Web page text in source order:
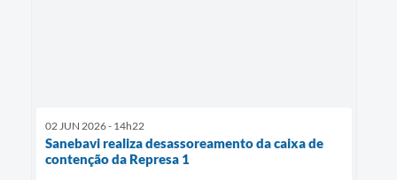
02 JUN 2026 - 14h22
Sanebavi realiza desassoreamento da caixa de
contenção da Represa 1